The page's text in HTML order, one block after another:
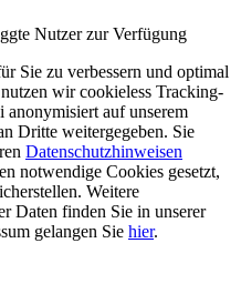
Nutzer zur Verfügung
Sie zu verbessern und optimal
wir cookieless Tracking-
auf unserem
Dritte weitergegeben. Sie
Datenschutzhinweisen
notwendige Cookies gesetzt,
Weitere
Daten finden Sie in unserer
gelangen Sie hier.